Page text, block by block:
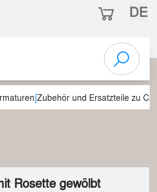
DE
|Zubehör und Ersatzteile zu
Rosette gewölbt